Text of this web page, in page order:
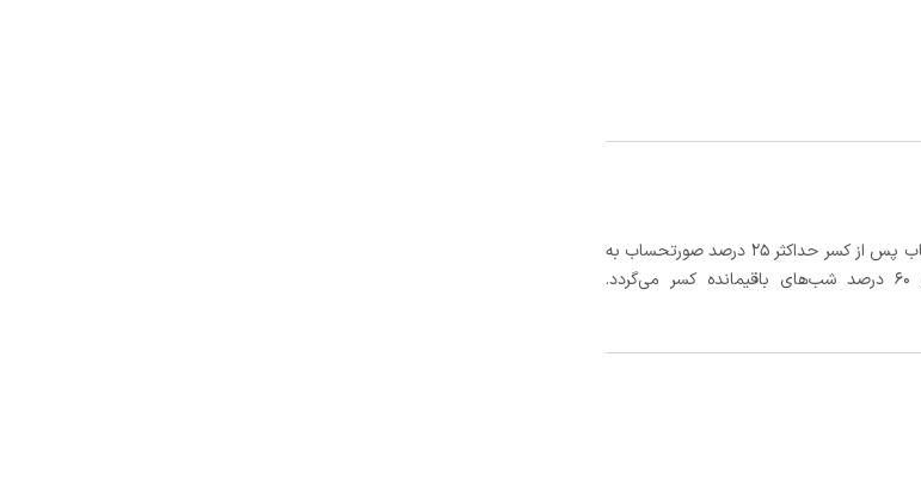
در صورتی که رزرو، حداقل 5 روز کامل از تاریخ ورود لغو گردد؛ مبلغ صورتحساب پس از کسر حداکثر 25 درصد صورتحساب به